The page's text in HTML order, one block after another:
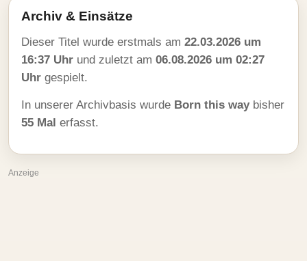
Archiv & Einsätze
Dieser Titel wurde erstmals am 22.03.2026 um
16:37 Uhr und zuletzt am 06.08.2026 um 02:27
Uhr gespielt.
In unserer Archivbasis wurde Born this waybisher
55 Mal erfasst.
Anzeige